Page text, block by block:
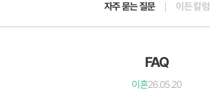
자주 묻는 질문 이든 칼럼
FAQ
이혼26.05.20